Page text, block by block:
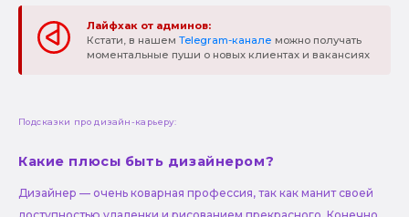
Лайфхак от админов:
Кстати, в нашем Telegram-канале можно получать
моментальные пуши о новых клиентах и вакансиях
Подсказки про дизайн-карьеру:
Какие плюсы быть дизайнером?
Дизайнер — очень коварная профессия, так как манит своей